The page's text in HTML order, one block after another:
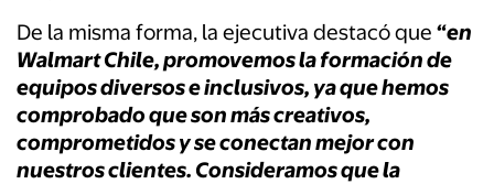
De la misma forma, la ejecutiva destacó que “en
Walmart Chile, promovemos la formación de
equipos diversos e inclusivos, ya que hemos
comprobado que son más creativos,
comprometidos y se conectan mejor con
nuestros clientes. Consideramos que la